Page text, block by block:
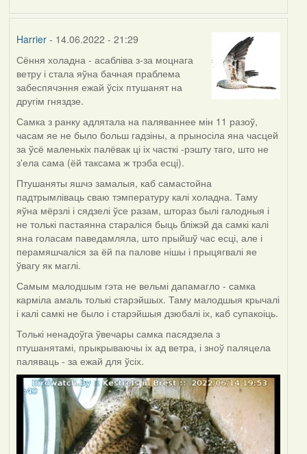
Harrier- 14.06.2022 - 21:29
Сёння холадна - асабліва з-за моцнага
ветру і стала яўна бачная праблема
забеспячэння ежай ўсіх птушанят на
другім гняздзе.
Самка з ранку адлятала на паляваннее мін 11 разоў,
часам яе не было больш гадзіны, а прыносіла яна часцей
за ўсё маленькіх палёвак ці іх часткі -рэшту таго, што не
з'ела сама (ёй таксама ж трэба есці).
Птушаняты яшчэ замалыя, каб самастойна
падтрымліваць сваю тэмпературу калі холадна. Таму
яўна мёрзлі і сядзелі ўсе разам, штораз былі галодныя і
не толькі пастаянна стараліся быць бліжэй да самкі калі
яна голасам паведамляла, што прыйшў час есці, але і
перамяшчаліся за ёй па палове нішы і прыцягвалі яе
ўвагу як маглі.
Самым малодшым гэта не вельмі дапамагло - самка
карміла амаль толькі старэйшых. Таму малодшыя крычалі
і калі самкі не было і старэйшыя дзюбалі іх, каб супакоіць.
Толькі ненадоўга ўвечары самка пасядзела з
птушанятамі, прыкрываючы іх ад ветра, і зноў паляцела
паляваць - за ежай для ўсіх.